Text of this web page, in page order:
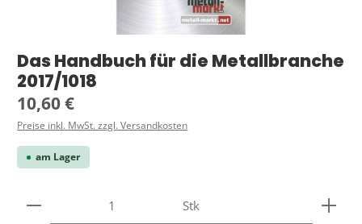
Das Handbuch für die Metallbranche
2017/1018
Regulärer Preis:
10,60 €
Preise inkl. MwSt. zzgl. Versandkosten
am Lager
Produkt Anzahl: Gib den gewünschten Wert ein
Stk